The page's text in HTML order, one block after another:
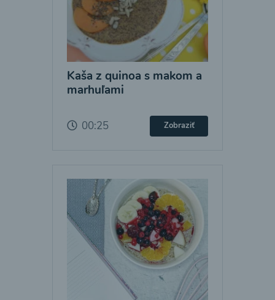
Kaša z quinoa s makom a
marhuľami
00:25 Zobraziť